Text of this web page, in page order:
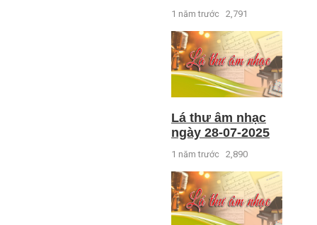
1 năm trước 2,791
Lá thư âm nhạc
ngày 28-07-2025
1 năm trước 2,890